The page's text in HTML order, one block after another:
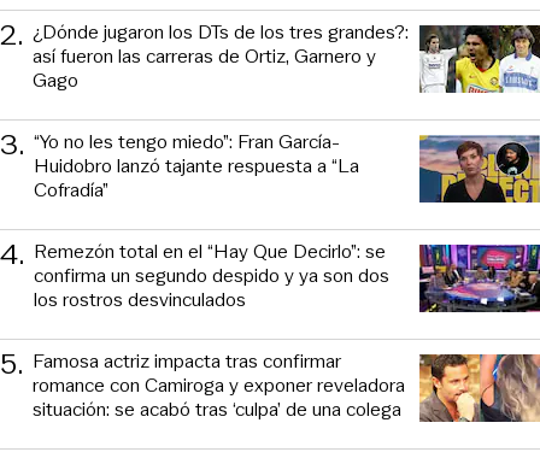
2. ¿Dónde jugaron los DTs de los tres grandes?:
así fueron las carreras de Ortiz, Garnero y
Gago
3. “Yo no les tengo miedo”: Fran García-
Huidobro lanzó tajante respuesta a “La
Cofradía”
4. Remezón total en el “Hay Que Decirlo”: se
confirma un segundo despido y ya son dos
los rostros desvinculados
5. Famosa actriz impacta tras confirmar
romance con Camiroga y exponer reveladora
situación: se acabó tras ‘culpa’ de una colega